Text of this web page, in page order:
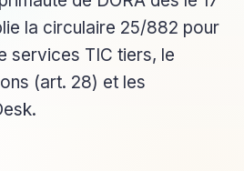
la circulaire 25/882 pour
services TIC tiers, le
(art. 28) et les